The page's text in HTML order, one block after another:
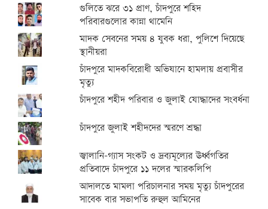
গুলিতে ঝরে ৩১ প্রাণ, চাঁদপুরে শহিদ
পরিবারগুলোর কান্না থামেনি
মাদক সেবনের সময় ৪ যুবক ধরা, পুলিশে দিয়েছে
স্থানীয়রা
চাঁদপুরে মাদকবিরোধী অভিযানে হামলায় প্রবাসীর
মৃত্যু
চাঁদপুরে শহীদ পরিবার ও জুলাই যোদ্ধাদের সংবর্ধনা
চাঁদপুরে জুলাই শহীদদের স্মরণে শ্রদ্ধা
জ্বালানি-গ্যাস সংকট ও দ্রব্যমূল্যের ঊর্ধ্বগতির
প্রতিবাদে চাঁদপুরে ১১ দলের স্মারকলিপি
আদালতে মামলা পরিচালনার সময় মৃত্যু চাঁদপুরের
সাবেক বার সভাপতি রুহুল আমিনের